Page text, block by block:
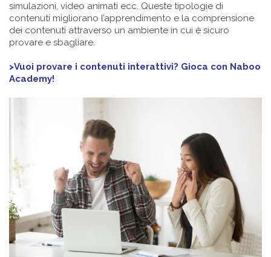
simulazioni, video animati ecc. Queste tipologie di
contenuti migliorano l’apprendimento e la comprensione
dei contenuti attraverso un ambiente in cui è sicuro
provare e sbagliare.
>Vuoi provare i contenuti interattivi? Gioca con Naboo
Academy!